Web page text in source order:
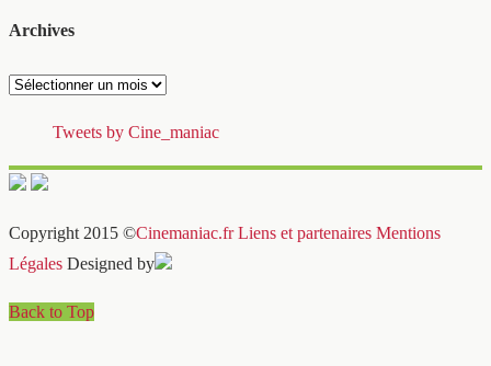
Archives
Archives
Tweets by Cine_maniac
Copyright 2015 ©Cinemaniac.fr Liens et partenaires Mentions
Légales Designed by
Back to Top